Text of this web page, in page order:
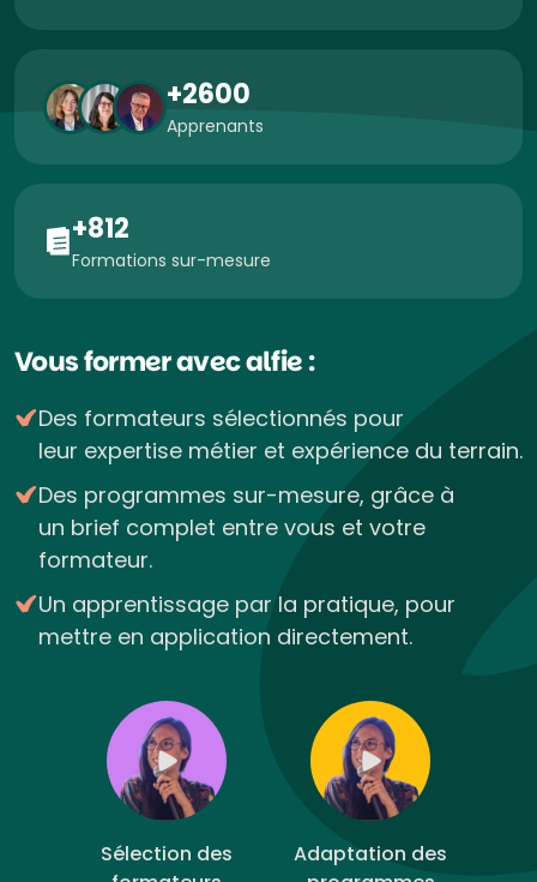
+2600
Apprenants
+812
Formations sur-mesure
Vous former avec alfie :
Des formateurs sélectionnés pour
leur expertise métier et expérience du terrain.
Des programmes sur-mesure, grâce à
un brief complet entre vous et votre
formateur.
Un apprentissage par la pratique, pour
mettre en application directement.
Sélection des
Adaptation des